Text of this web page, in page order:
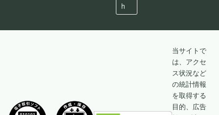
h
当サイトで
は、アクセ
ス状況など
の統計情報
を取得する
目的、広告